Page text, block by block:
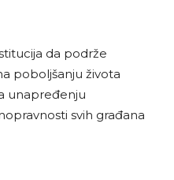
da podrže
poboljšanju života
unapređenju
svih građana